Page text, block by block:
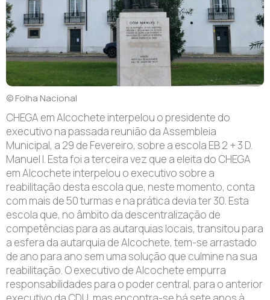
© Folha Nacional
CHEGA em Alcochete interpelou o presidente do
executivo na passada reunião da Assembleia
Municipal, a 29 de Fevereiro, sobre a escola EB 2 + 3 D.
Manuel I. Esta foi a terceira vez que a eleita do CHEGA
em Alcochete interpelou o executivo sobre a
reabilitação desta escola que, neste momento, conta
com mais de 50 turmas e na prática devia ter 30. Esta
escola que, no âmbito da descentralização de
competências para as autarquias locais, transitou para
a esfera da autarquia de Alcochete, tem-se arrastado
de ano para ano sem uma solução que culmine na sua
reabilitação. O executivo de Alcochete empurra
responsabilidades para o poder central, para o anterior